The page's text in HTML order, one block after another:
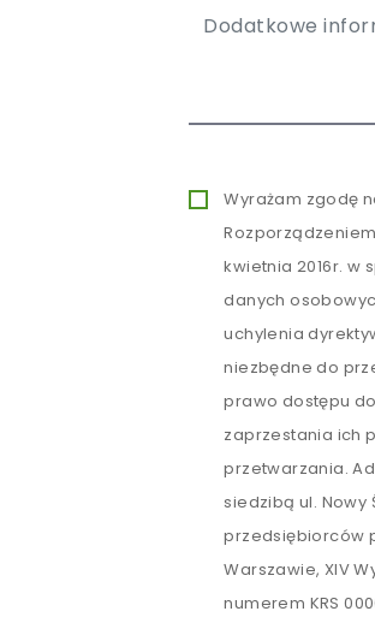
Wyrażam zgodę
kwietnia 2016r. w
danych
uchylenia
niezbędne do
prawo dostępu
zaprzestania ich
przetwarzania.
siedzibą ul.
przedsiębiorców
Warszawie, XIV
numerem KRS